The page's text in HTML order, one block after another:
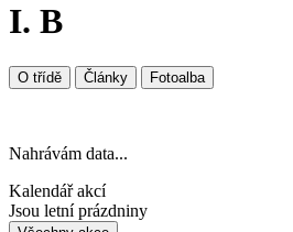
I. B
O třídě Články Fotoalba
Nahrávám data...
Kalendář akcí
Jsou letní prázdniny